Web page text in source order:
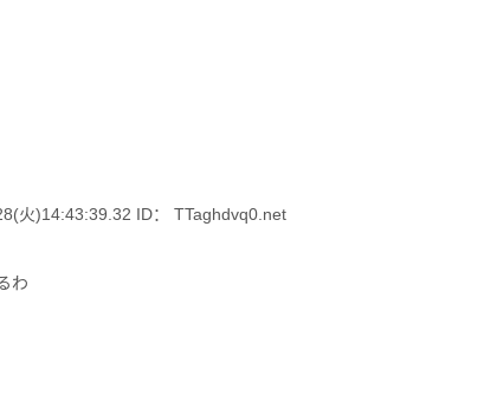
火)14:43:39.32 ID： TTaghdvq0.net
わ